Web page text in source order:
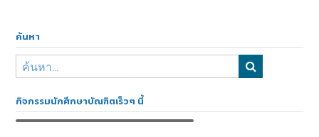
ค้นหา
กิจกรรมนักศึกษาบัณฑิตเร็วๆ นี้